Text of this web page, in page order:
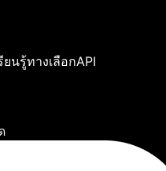
ยนรู้ทางเลือกAPI